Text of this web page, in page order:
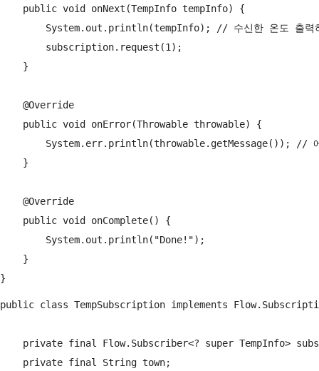
    public void onNext(TempInfo tempInfo) {
System.out.println(tempInfo); // 수신한 온도 출력
        subscription.request(1);
    }
    @Override
    public void onError(Throwable throwable) {
System.err.println(throwable.getMessage()); //
    }
    @Override
    public void onComplete() {
        System.out.println("Done!");
    }
public class TempSubscription implements
private final Flow.Subscriber<? super TempInfo>
    private final String town;